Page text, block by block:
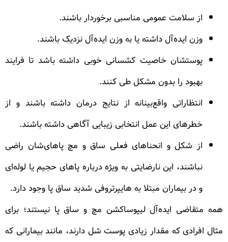
از سلامت عمومی مناسبی برخوردار باشند.
وزن ایده‌آل داشته یا به وزن ایده‌آل نزدیک باشند.
پوستشان خاصیت کشسانی خوبی داشته باشد تا فرایند
بهبود را بدون مشکل طی کنند.
انتظاراتی واقع‌بینانه از نتایج درمان داشته باشند و از
خطرهای این عمل انتخابی زیبایی آگاهی داشته باشند.
از شکل و انحناهای فعلی ساق و مچ پاهای‌شان راضی
نباشند، این نارضایتی به ویژه درباره پاهای حجیم یا لوله‌ای
و در بیماران مبتلا به هایپرتروفی شدید ساق پا وجود دارد.
همه متقاضی ایده‌آل لیپوساکشن مچ و ساق پا نیستند؛ برای
مثال افرادی که مقدار زیادی پوست شل دارند، مانند بیمارانی که